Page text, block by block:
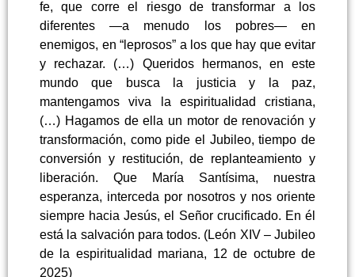
fe, que corre el riesgo de transformar a los
diferentes —a menudo los pobres— en
enemigos, en “leprosos” a los que hay que evitar
y rechazar. (…) Queridos hermanos, en este
mundo que busca la justicia y la paz,
mantengamos viva la espiritualidad cristiana,
(…) Hagamos de ella un motor de renovación y
transformación, como pide el Jubileo, tiempo de
conversión y restitución, de replanteamiento y
liberación. Que María Santísima, nuestra
esperanza, interceda por nosotros y nos oriente
siempre hacia Jesús, el Señor crucificado. En él
está la salvación para todos. (León XIV – Jubileo
de la espiritualidad mariana, 12 de octubre de
2025)